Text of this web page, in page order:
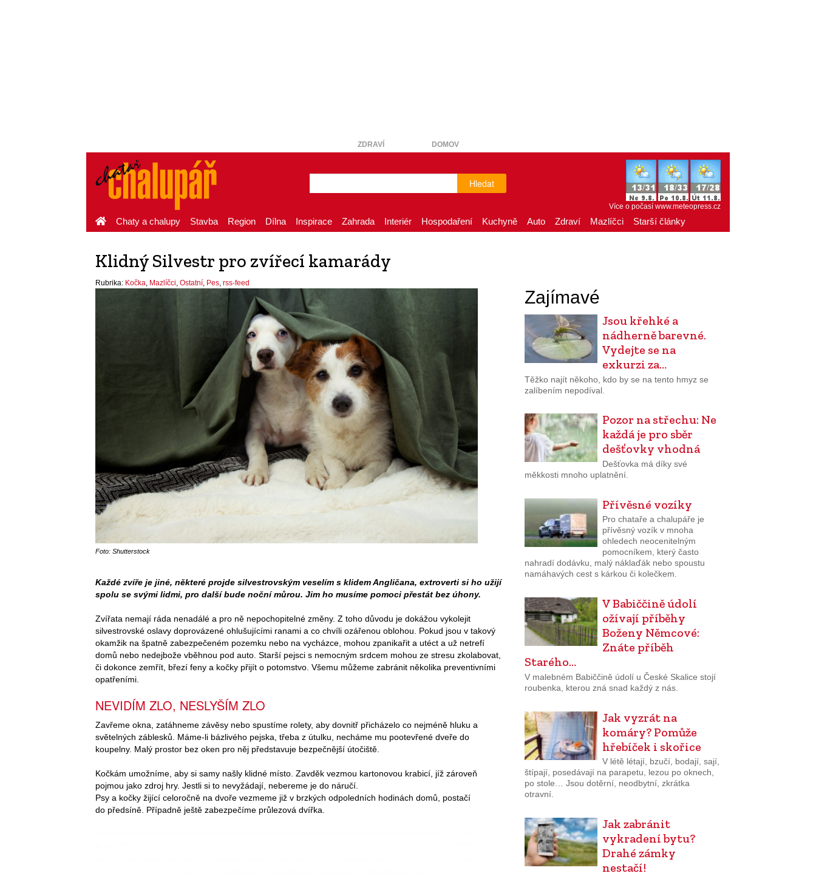
ZDRAVÍ DOMOV
Hledat
Více o počasí www.meteopress.cz
Chaty a chalupy Stavba Region Dílna Inspirace Zahrada Interiér Hospodaření Kuchyně Auto Zdraví Mazlíčci Starší články
Klidný Silvestr pro zvířecí kamarády
Rubrika: Kočka Mazlíčci Ostatní Pes rss-feed
Foto: Shutterstock
Každé zvíře je jiné, některé projde silvestrovským veselím s klidem Angličana, extroverti si ho užijí
spolu se svými lidmi, pro další bude noční můrou. Jim ho musíme pomoci přestát bez úhony.
Zvířata nemají ráda nenadálé a pro ně nepochopitelné změny. Z toho důvodu je dokážou vykolejit
silvestrovské oslavy doprovázené ohlušujícími ranami a co chvíli ozářenou oblohou. Pokud jsou v takový
okamžik na špatně zabezpečeném pozemku nebo na vycházce, mohou zpanikařit a utéct a už netrefí
domů nebo nedejbože vběhnou pod auto. Starší pejsci s nemocným srdcem mohou ze stresu zkolabovat,
či dokonce zemřít, březí feny a kočky přijít o potomstvo. Všemu můžeme zabránit několika preventivními
opatřeními.
NEVIDÍM ZLO, NESLYŠÍM ZLO
Zavřeme okna, zatáhneme závěsy nebo spustíme rolety, aby dovnitř přicházelo co nejméně hluku a
světelných záblesků. Máme-li bázlivého pejska, třeba z útulku, necháme mu pootevřené dveře do
koupelny. Malý prostor bez oken pro něj představuje bezpečnější útočiště.
Kočkám umožníme, aby si samy našly klidné místo. Zavděk vezmou kartonovou krabicí, jíž zároveň
pojmou jako zdroj hry. Jestli si to nevyžádají, nebereme je do náručí.
Psy a kočky žijící celoročně na dvoře vezmeme již v brzkých odpoledních hodinách domů, postačí
do předsíně. Případně ještě zabezpečíme průlezová dvířka.
Zajímavé
Jsou křehké a
nádherně barevné.
Vydejte se na
exkurzi za…
Těžko najít někoho, kdo by se na tento hmyz se
zalíbením nepodíval.
Pozor na střechu: Ne
každá je pro sběr
dešťovky vhodná
Dešťovka má díky své
měkkosti mnoho uplatnění.
Přívěsné vozíky
Pro chataře a chalupáře je
přívěsný vozík v mnoha
ohledech neocenitelným
pomocníkem, který často
nahradí dodávku, malý náklaďák nebo spoustu
namáhavých cest s kárkou či kolečkem.
V Babiččině údolí
ožívají příběhy
Boženy Němcové:
Znáte příběh
Starého…
V malebném Babiččině údolí u České Skalice stojí
roubenka, kterou zná snad každý z nás.
Jak vyzrát na
komáry? Pomůže
hřebíček i skořice
V létě létají, bzučí, bodají, sají,
štípají, posedávají na parapetu, lezou po oknech,
po stole… Jsou dotěrní, neodbytní, zkrátka
otravní.
Jak zabránit
vykradení bytu?
Drahé zámky
nestačí!